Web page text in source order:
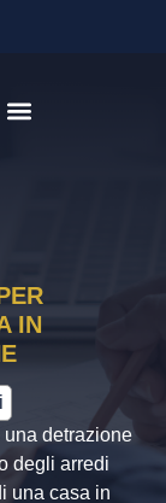
IN
una detrazione
degli arredi
una casa in